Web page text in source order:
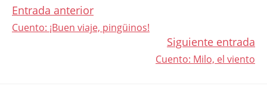
LEER
Entrada anterior
Cuento: ¡Buen viaje, pingüinos!
Siguiente entrada
Cuento: Milo, el viento